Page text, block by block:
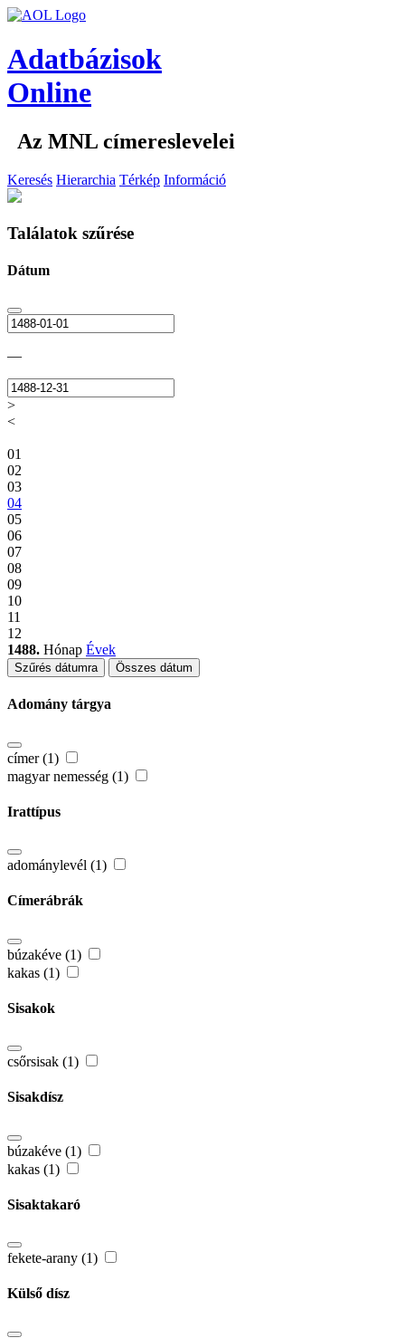
Adatbázisok
Online
Az MNL címereslevelei
Keresés Hierarchia Térkép Információ
Találatok szűrése
Dátum
—
>
<
01
02
03
04
05
06
07
08
09
10
11
12
1488. Hónap Évek
Szűrés dátumra Összes dátum
Adomány tárgya
címer (1)
magyar nemesség (1)
Irattípus
adománylevél (1)
Címerábrák
búzakéve (1)
kakas (1)
Sisakok
csőrsisak (1)
Sisakdísz
búzakéve (1)
kakas (1)
Sisaktakaró
fekete-arany (1)
Külső dísz